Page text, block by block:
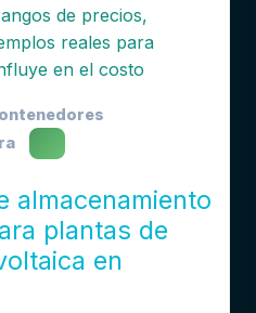
de precios,
reales para
en el costo
almacenamiento
plantas de
en